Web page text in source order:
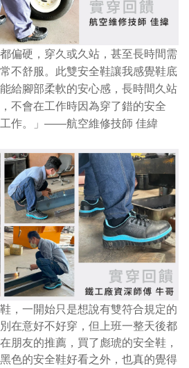
偏硬，穿久或久站，甚至長時間需
不舒服。此雙安全鞋讓我感覺鞋底
給腳部柔軟的安心感，長時間久站
不會在工作時因為穿了錯的安全
作。」 ——航空維修技師 佳緯
，一開始只是想說有雙符合規定的
在意好不好穿，但上班一整天後都
朋友的推薦，買了彪琥的安全鞋，
色的安全鞋好看之外，也真的覺得